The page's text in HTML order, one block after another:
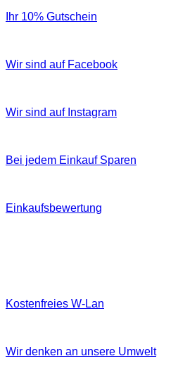
Ihr 10% Gutschein
Wir sind auf Facebook
Wir sind auf Instagram
Bei jedem Einkauf Sparen
Einkaufsbewertung
Kostenfreies W‐Lan
Wir denken an unsere Umwelt